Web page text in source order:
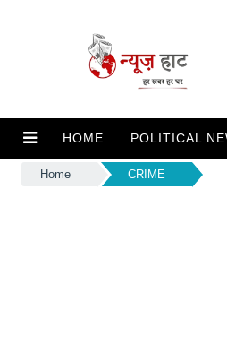
HOME POLITICAL
Home CRIME